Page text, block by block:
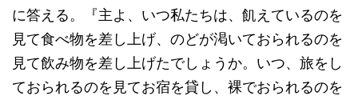
に答える。『主よ、いつ私たちは、飢えているのを
見て食べ物を差し上げ、のどが渇いておられるのを
見て飲み物を差し上げたでしょうか。いつ、旅をし
ておられるのを見てお宿を貸し、裸でおられるのを